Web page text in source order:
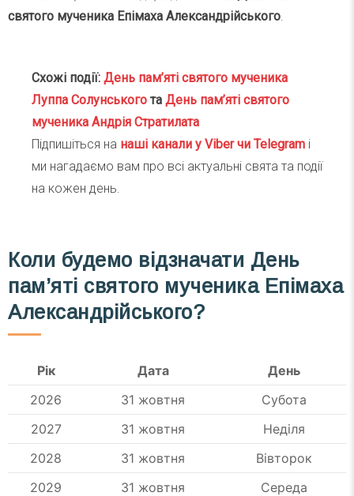
святого мученика Епімаха Александрійського.
Схожі події: День пам’яті святого мученика
Луппа Солунського та День пам’яті святого
мученика Андрія Стратилата
Підпишіться на наші канали у Viber чи Telegram і
ми нагадаємо вам про всі актуальні свята та події
на кожен день.
Коли будемо відзначати День
пам’яті святого мученика Епімаха
Александрійського?
Рік Дата
День
2026
31 жовтня
Субота
2027
31 жовтня
Неділя
2028
31 жовтня
Вівторок
2029
31 жовтня
Середа